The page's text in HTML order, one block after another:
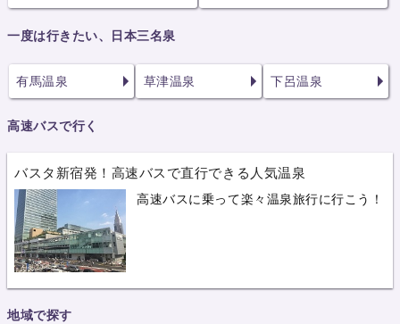
一度は行きたい、日本三名泉
有馬温泉 草津温泉 下呂温泉
高速バスで行く
バスタ新宿発！高速バスで直行できる人気温泉
高速バスに乗って楽々温泉旅行に行こう！
地域で探す